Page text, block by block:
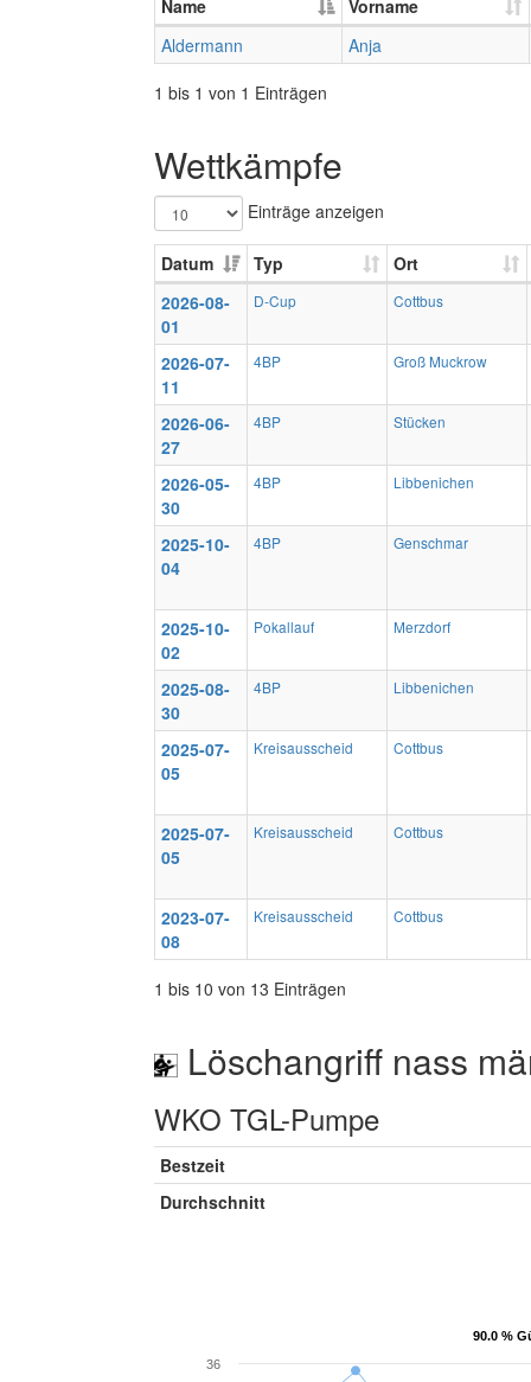
Name
Vorname
Aldermann
Anja
1 bis 1 von 1 Einträgen
Wettkämpfe
Einträge anzeigen
Datum Typ
Ort
2026-08-
01
D-Cup Cottbus
2026-07-
11
4BP Groß Muckrow
2026-06-
27
4BP Stücken
2026-05-
30
4BP Libbenichen
2025-10-
04
4BP Genschmar
2025-10-
02
Pokallauf Merzdorf
2025-08-
30
4BP Libbenichen
2025-07-
05
Kreisausscheid Cottbus
2025-07-
05
Kreisausscheid Cottbus
2023-07-
08
Kreisausscheid Cottbus
1 bis 10 von 13 Einträgen
Löschangriff nass
WKO TGL-Pumpe
Bestzeit
Durchschnitt
90.0 %
90.0 %
36